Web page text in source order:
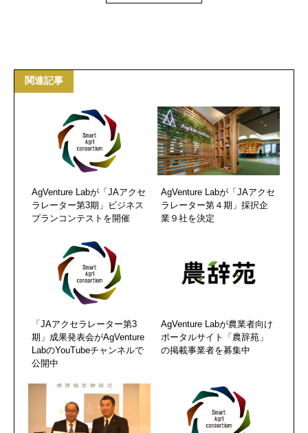
関連記事
AgVenture Labが「JAアクセ
ラレーター第3期」ビジネス
プランコンテストを開催
AgVenture Labが「JAアクセ
ラレーター第４期」採択企
業９社を決定
「JAアクセラレーター第3
期」成果発表会がAgVenture
LabのYouTubeチャンネルで
公開中
AgVenture Labが農業者向け
ポータルサイト「農辞苑」
の掲載事業者を募集中